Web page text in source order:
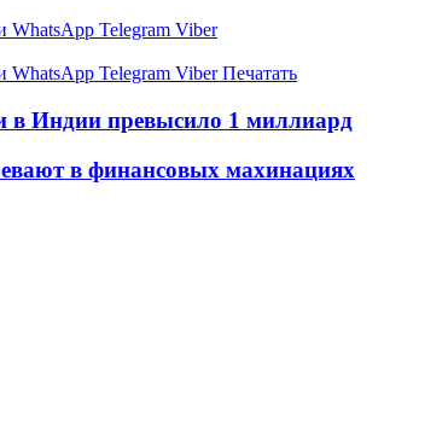
WhatsApp Telegram Viber
WhatsApp Telegram Viber Печатать
в Индии превысило 1 миллиард
в финансовых махинациях